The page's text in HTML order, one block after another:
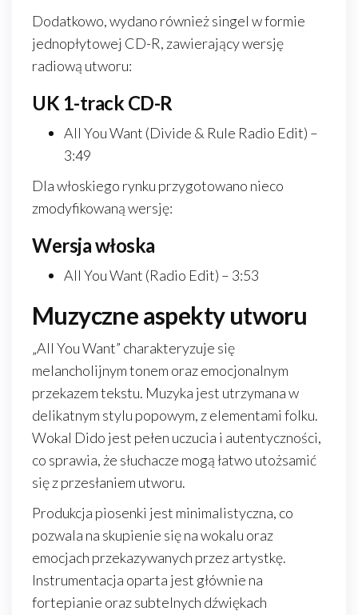
Dodatkowo, wydano również singel w formie
jednopłytowej CD-R, zawierający wersję
radiową utworu:
UK 1-track CD-R
All You Want (Divide & Rule Radio Edit) –
3:49
Dla włoskiego rynku przygotowano nieco
zmodyfikowaną wersję:
Wersja włoska
All You Want (Radio Edit) – 3:53
Muzyczne aspekty utworu
„All You Want” charakteryzuje się
melancholijnym tonem oraz emocjonalnym
przekazem tekstu. Muzyka jest utrzymana w
delikatnym stylu popowym, z elementami folku.
Wokal Dido jest pełen uczucia i autentyczności,
co sprawia, że słuchacze mogą łatwo utożsamić
się z przesłaniem utworu.
Produkcja piosenki jest minimalistyczna, co
pozwala na skupienie się na wokalu oraz
emocjach przekazywanych przez artystkę.
Instrumentacja oparta jest głównie na
fortepianie oraz subtelnych dźwiękach